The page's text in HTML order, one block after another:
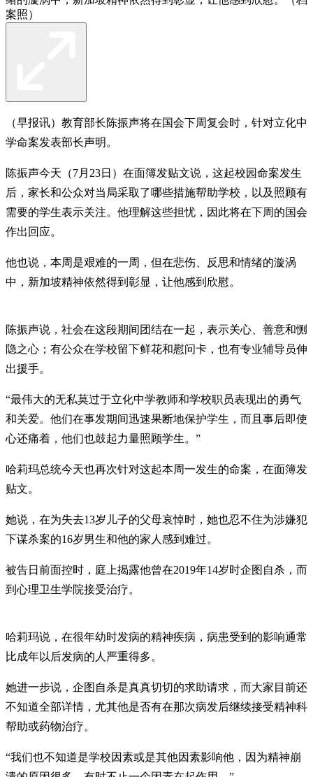
案照）
（早报讯）教育部长陈振声将在国会下周复会时，针对立化中
学命案发表部长声明。
陈振声今天（7月23日）在面簿发贴文说，这起校园命案发生
后，家长和公众对当局采取了哪些措施帮助学校，以及照顾有
需要的学生表示关注。他理解这些担忧，因此将在下周的国会
作出回应。
他也说，本周是艰难的一周，但在悲伤、反思和情绪的漩涡
中，新加坡精神依然得到彰显，让他感到欣慰。
陈振声说，社会在这段期间团结在一起，表示关心、善意和恻
隐之心；有公众在学校留下鲜花和慰问卡，也有专业辅导员伸
出援手。
“最伟大的无私莫过于立化中学教师和学校职员表现出的勇气
和关爱。他们在事发期间迅速果断地保护学生，而且事后即使
心还痛着，他们也鼓起力量照顾学生。”
哈莉玛总统今天也再次针对这起本周一发生的命案，在面簿发
贴文。
她说，在为失去13岁儿子的父母哀悼时，她也忍不住为涉嫌犯
下谋杀案的16岁男生和他的家人感到难过。
被告日前面控时，庭上揭露他曾在2019年14岁时企图自杀，而
到心理卫生学院接受治疗。
哈莉玛说，在很年幼时发病的精神疾病，病患受到的影响通常
比成年以后发病的人严重得多。
她进一步说，企图自杀是真真切切的求助请求，而大家目前还
不知道全部详情，尤其他是否有在那次病发后继续接受精神科
帮助或药物治疗。
“我们也不知道是学校因素或是其他因素影响他，因为精神崩